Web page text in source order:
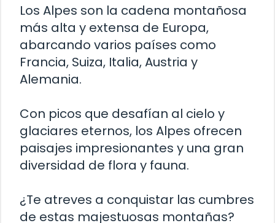
Los Alpes son la cadena montañosa
más alta y extensa de Europa,
abarcando varios países como
Francia, Suiza, Italia, Austria y
Alemania.
Con picos que desafían al cielo y
glaciares eternos, los Alpes ofrecen
paisajes impresionantes y una gran
diversidad de flora y fauna.
¿Te atreves a conquistar las cumbres
de estas majestuosas montañas?